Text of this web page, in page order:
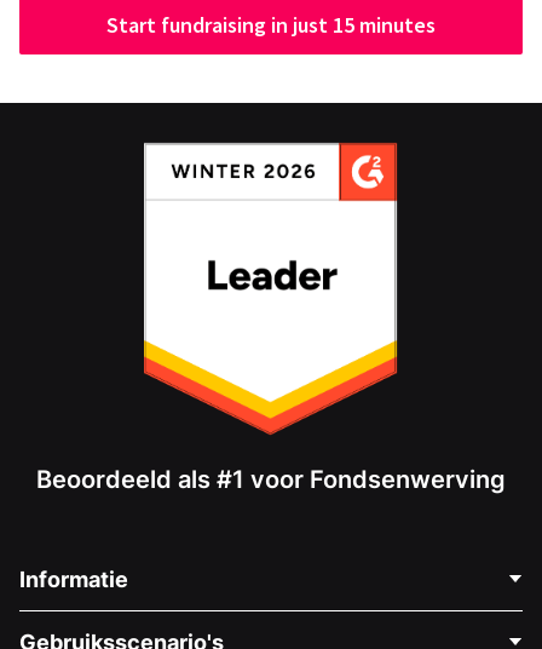
Start fundraising in just 15 minutes
Beoordeeld als #1 voor Fondsenwerving
Informatie
Gebruiksscenario's